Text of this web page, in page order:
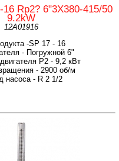
Rp2? 6"3X380-415/50
9.2kW
12A01916
-SP 17 - 16
- Погружной 6"
Р2 - 9,2 кВт
- 2900 об/м
насоса - R 2 1/2